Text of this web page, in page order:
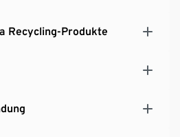
Recycling-Produkte